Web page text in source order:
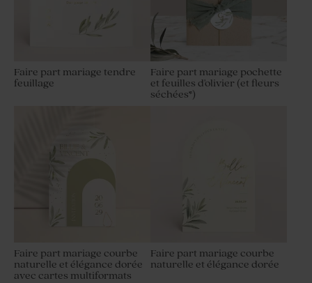
Faire part mariage tendre
feuillage
Faire part mariage pochette
et feuilles d'olivier (et fleurs
séchées*)
Faire part mariage courbe
naturelle et élégance dorée
avec cartes multiformats
Faire part mariage courbe
naturelle et élégance dorée